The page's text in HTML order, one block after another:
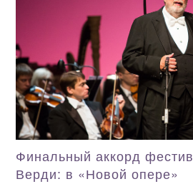
Финальный аккорд
Верди: в «Новой опере»